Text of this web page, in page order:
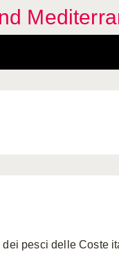
dei pesci delle Coste